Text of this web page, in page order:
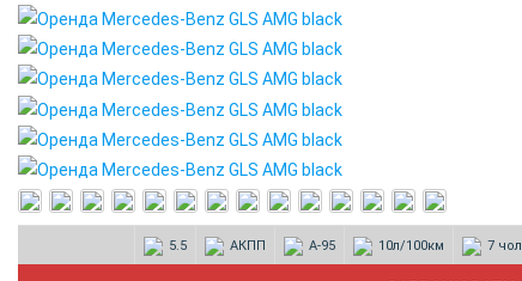
5.5 АКПП А-95 10л/100км 7 чол